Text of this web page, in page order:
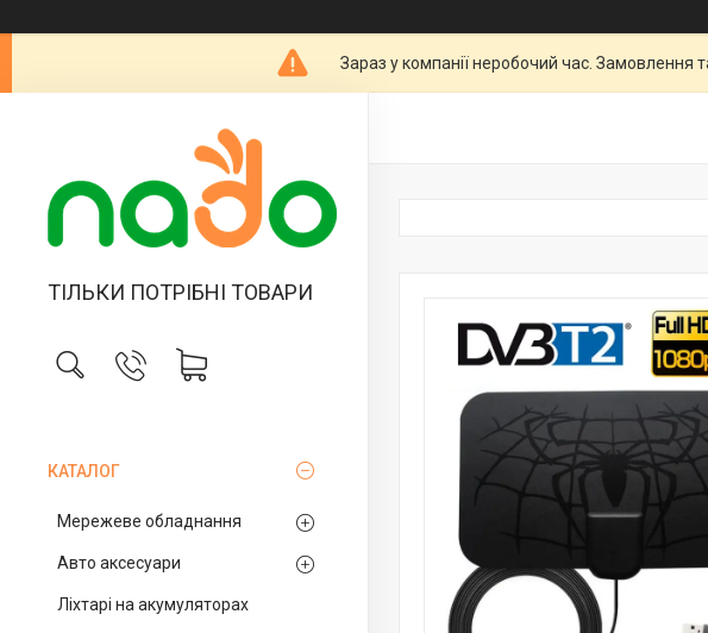
Зараз у компанії неробочий час. Замовлення
ТІЛЬКИ ПОТРІБНІ ТОВАРИ
КАТАЛОГ
Мережеве обладнання
Авто аксесуари
Ліхтарі на акумуляторах